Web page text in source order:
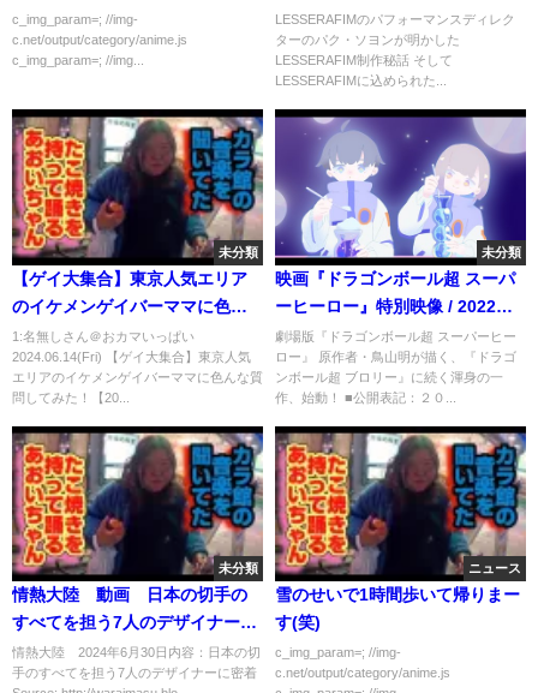
c_img_param=; //img-
c.net/output/category/anime.js
c_img_param=; //img...
ー全文日本語訳
LESSERAFIMのパフォーマンスディレク
ターのパク・ソヨンが明かした
LESSERAFIM制作秘話 そして
LESSERAFIMに込められた...
未分類
【ゲイ大集合】東京人気エリア
のイケメンゲイバーママに色ん
な質問してみた！【2024ゲイバ
ー情報まとめ】
1:名無しさん＠おカマいっぱい
2024.06.14(Fri) 【ゲイ大集合】東京人気
エリアのイケメンゲイバーママに色んな質
問してみた！【20...
未分類
映画『ドラゴンボール超 スーパ
ーヒーロー』特別映像 / 2022年
全国公開
劇場版『ドラゴンボール超 スーパーヒー
ロー』 原作者・鳥山明が描く、『ドラゴ
ンボール超 ブロリー』に続く渾身の一
作、始動！ ■公開表記：２０...
未分類
情熱大陸 動画 日本の切手の
すべてを担う7人のデザイナーに
密着 6月30日
情熱大陸 2024年6月30日内容：日本の切
手のすべてを担う7人のデザイナーに密着
ニュース
雪のせいで1時間歩いて帰りまー
す(笑)
c_img_param=; //img-
c.net/output/category/anime.js